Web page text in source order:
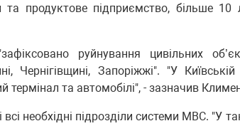
продуктове підприємство, більше
руйнування цивільних
Чернігівщині, Запоріжжі". "У
термінал та автомобілі", - зазначив
всі необхідні підрозділи системи МВС. "У